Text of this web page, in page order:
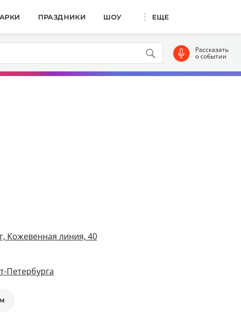
ПРАЗДНИКИ ШОУ ЕЩЕ
Рассказать
о событии
Кожевенная линия, 40
Петербурга